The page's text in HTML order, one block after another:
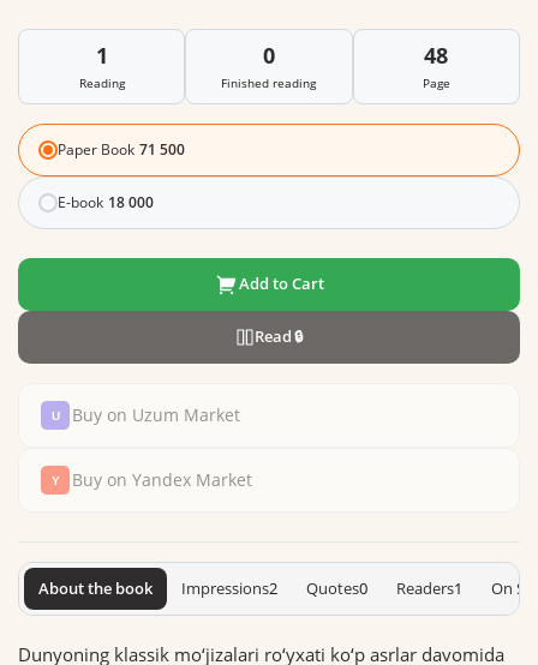
1
Reading
0
Finished reading
48
Page
Paper Book 71 500
E-book 18 000
Add to Cart
Read🔒
Buy on Uzum Market
Buy on Yandex Market
About the book Impressions2 Quotes0 Readers1 On
Dunyoning klassik mo‘jizalari ro‘yxati ko‘p asrlar davomida